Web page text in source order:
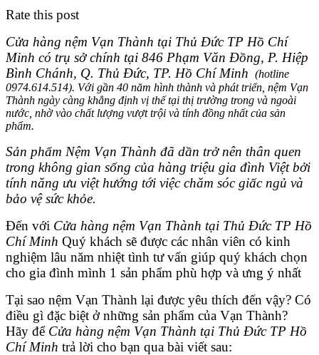
Rate this post
Cửa hàng nệm Vạn Thành tại Thủ Đức TP Hồ Chí
Minh có trụ sở chính tại 846 Phạm Văn Đồng, P. Hiệp
Bình Chánh, Q. Thủ Đức, TP. Hồ Chí Minh (hotline
0974.614.514). Với gần 40 năm hình thành và phát triển, nệm Vạn
Thành ngày càng khẳng định vị thế tại thị trường trong và ngoài
nước, nhờ vào chất lượng vượt trội và tính đồng nhất của sản
phẩm.
Sản phẩm Nệm Vạn Thành đã dần trở nên thân quen
trong không gian sống của hàng triệu gia đình Việt bởi
tính năng ưu việt hướng tới việc chăm sóc giấc ngủ và
bảo vệ sức khỏe.
Đến với Cửa hàng nệm Vạn Thành tại Thủ Đức TP Hồ
Chí Minh Quý khách sẽ được các nhân viên có kinh
nghiệm lâu năm nhiệt tình tư vấn giúp quý khách chọn
cho gia đình mình 1 sản phẩm phù hợp và ưng ý nhất
Tại sao nệm Vạn Thành lại được yêu thích đến vậy? Có
điều gì đặc biệt ở những sản phẩm của Vạn Thành?
Hãy để Cửa hàng nệm Vạn Thành tại Thủ Đức TP Hồ
Chí Minh trả lời cho bạn qua bài viết sau: